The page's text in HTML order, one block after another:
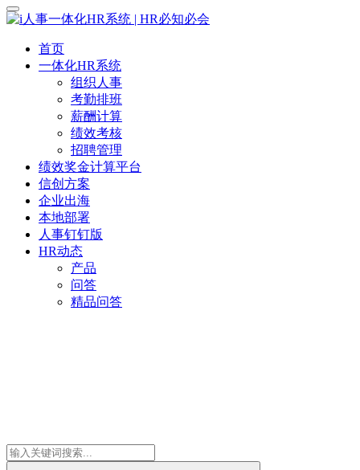
首页
一体化HR系统
组织人事
考勤排班
薪酬计算
绩效考核
招聘管理
绩效奖金计算平台
信创方案
企业出海
本地部署
人事钉钉版
HR动态
产品
问答
精品问答